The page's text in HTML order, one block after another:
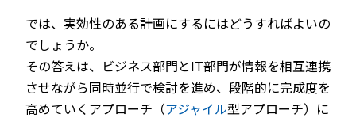
では、実効性のある計画にするにはどうすればよいの
でしょうか。
その答えは、ビジネス部門とIT部門が情報を相互連携
させながら同時並行で検討を進め、段階的に完成度を
高めていくアプローチ（アジャイル型アプローチ）に